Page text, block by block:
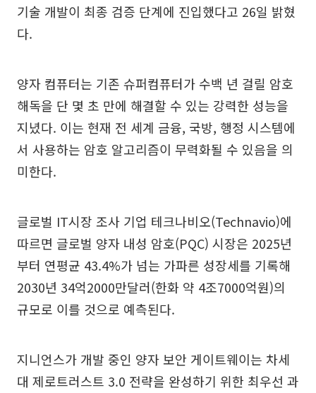
기술 개발이 최종 검증 단계에 진입했다고 26일 밝혔
다.
양자 컴퓨터는 기존 슈퍼컴퓨터가 수백 년 걸릴 암호
해독을 단 몇 초 만에 해결할 수 있는 강력한 성능을
지녔다. 이는 현재 전 세계 금융, 국방, 행정 시스템에
서 사용하는 암호 알고리즘이 무력화될 수 있음을 의
미한다.
글로벌 IT시장 조사 기업 테크나비오(Technavio)에
따르면 글로벌 양자 내성 암호(PQC) 시장은 2025년
부터 연평균 43.4%가 넘는 가파른 성장세를 기록해
2030년 34억2000만달러(한화 약 4조7000억원)의
규모로 이를 것으로 예측된다.
지니언스가 개발 중인 양자 보안 게이트웨이는 차세
대 제로트러스트 3.0 전략을 완성하기 위한 최우선 과